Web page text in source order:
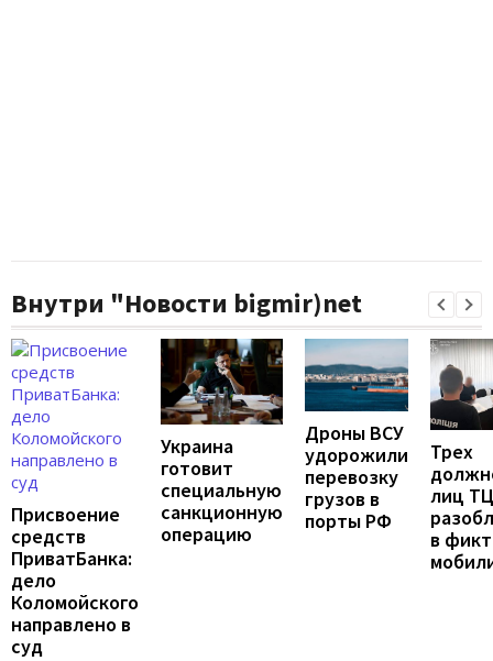
Внутри "Новости bigmir)net
Присвоение
средств
ПриватБанка:
дело
Коломойского
направлено в
суд
Украина
готовит
специальную
санкционную
операцию
Дроны ВСУ
удорожили
перевозку
грузов в
порты РФ
Трех
лиц
в